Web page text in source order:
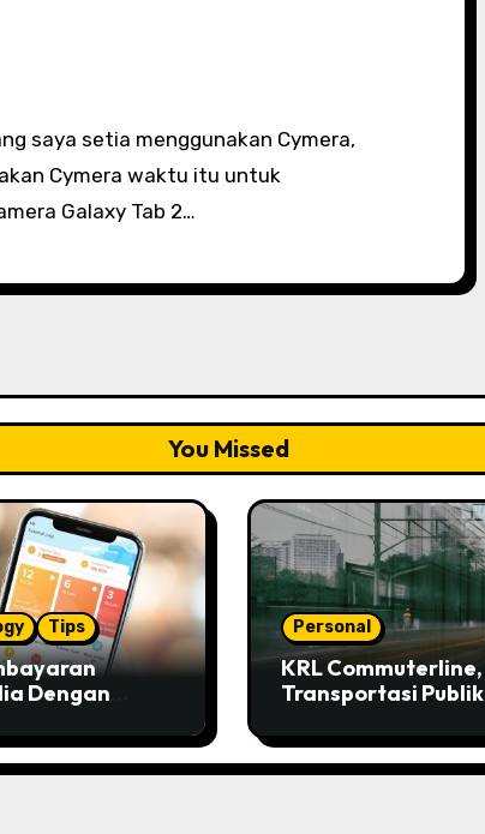
Cymera waktu itu untuk
Galaxy Tab 2…
You Missed
Tips
Dengan
Personal
KRL Commuterline,
Transportasi Publik